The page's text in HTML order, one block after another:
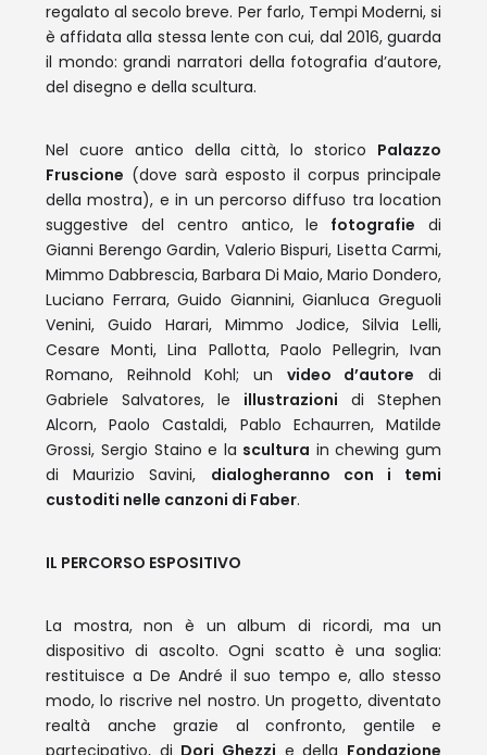
regalato al secolo breve. Per farlo, Tempi Moderni, si
è affidata alla stessa lente con cui, dal 2016, guarda
il mondo: grandi narratori della fotografia d’autore,
del disegno e della scultura.
Nel cuore antico della città, lo storico Palazzo
Fruscione (dove sarà esposto il corpus principale
della mostra), e in un percorso diffuso tra location
suggestive del centro antico, le fotografie di
Gianni Berengo Gardin, Valerio Bispuri, Lisetta Carmi,
Mimmo Dabbrescia, Barbara Di Maio, Mario Dondero,
Luciano Ferrara, Guido Giannini, Gianluca Greguoli
Venini, Guido Harari, Mimmo Jodice, Silvia Lelli,
Cesare Monti, Lina Pallotta, Paolo Pellegrin, Ivan
Romano, Reihnold Kohl; un video d’autore di
Gabriele Salvatores, le illustrazioni di Stephen
Alcorn, Paolo Castaldi, Pablo Echaurren, Matilde
Grossi, Sergio Staino e la scultura in chewing gum
di Maurizio Savini, dialogheranno con i temi
custoditi nelle canzoni di Faber.
IL PERCORSO ESPOSITIVO
La mostra, non è un album di ricordi, ma un
dispositivo di ascolto. Ogni scatto è una soglia:
restituisce a De André il suo tempo e, allo stesso
modo, lo riscrive nel nostro. Un progetto, diventato
realtà anche grazie al confronto, gentile e